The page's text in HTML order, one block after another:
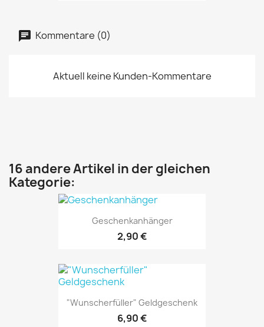
Kommentare (0)
Aktuell keine Kunden-Kommentare
16 andere Artikel in der gleichen
Kategorie:
Geschenkanhänger
2,90 €
"Wunscherfüller" Geldgeschenk
6,90 €